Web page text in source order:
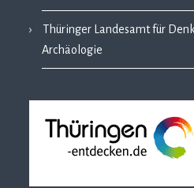
Thüringer Landesamt für
Archäologie